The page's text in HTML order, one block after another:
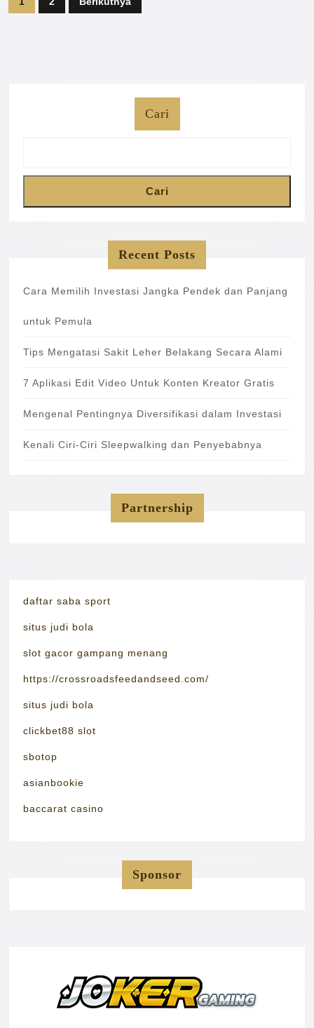
pos
Cari
Cari
Recent Posts
Cara Memilih Investasi Jangka Pendek dan Panjang
untuk Pemula
Tips Mengatasi Sakit Leher Belakang Secara Alami
7 Aplikasi Edit Video Untuk Konten Kreator Gratis
Mengenal Pentingnya Diversifikasi dalam Investasi
Kenali Ciri-Ciri Sleepwalking dan Penyebabnya
Partnership
daftar saba sport
situs judi bola
slot gacor gampang menang
https://crossroadsfeedandseed.com/
situs judi bola
clickbet88 slot
sbotop
asianbookie
baccarat casino
Sponsor